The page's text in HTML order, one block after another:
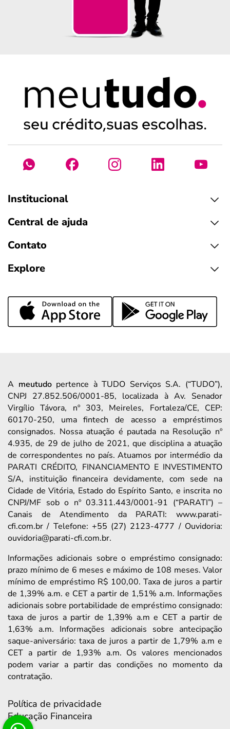
Institucional
Central de ajuda
Contato
Explore
A meutudopertence à TUDO Serviços S.A. (“TUDO”),
CNPJ 27.852.506/0001-85, localizada à Av. Senador
Virgílio Távora, nº 303, Meireles, Fortaleza/CE, CEP:
60170-250, uma fintech de acesso a empréstimos
consignados. Nossa atuação é pautada na Resolução nº
4.935, de 29 de julho de 2021, que disciplina a atuação
de correspondentes no país. Atuamos por intermédio da
PARATI CRÉDITO, FINANCIAMENTO E INVESTIMENTO
S/A, instituição financeira devidamente, com sede na
Cidade de Vitória, Estado do Espírito Santo, e inscrita no
CNPJ/MF sob o nº 03.311.443/0001-91 (“PARATI”) –
Canais de Atendimento da PARATI: www.parati-
cfi.com.br / Telefone: +55 (27) 2123-4777 / Ouvidoria:
ouvidoria@parati-cfi.com.br.
Informações adicionais sobre o empréstimo consignado:
prazo mínimo de 6 meses e máximo de 108 meses. Valor
mínimo de empréstimo R$ 100,00. Taxa de juros a partir
de 1,39% a.m. e CET a partir de 1,51% a.m. Informações
adicionais sobre portabilidade de empréstimo consignado:
taxa de juros a partir de 1,39% a.m e CET a partir de
1,63% a.m. Informações adicionais sobre antecipação
saque-aniversário: taxa de juros a partir de 1,79% a.m e
CET a partir de 1,93% a.m. Os valores mencionados
podem variar a partir das condições no momento da
contratação.
Política de privacidade
Educação Financeira